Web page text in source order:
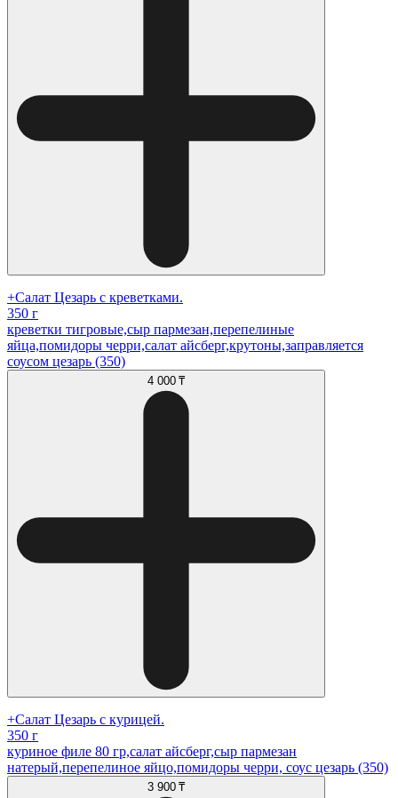
+Салат Цезарь с креветками.
350 г
креветки тигровые,сыр пармезан,перепелиные
яйца,помидоры черри,салат айсберг,крутоны,заправляется
соусом цезарь (350)
4 000 ₸
+Салат Цезарь с курицей.
350 г
куриное филе 80 гр,салат айсберг,сыр пармезан
натерый,перепелиное яйцо,помидоры черри, соус цезарь (350)
3 900 ₸